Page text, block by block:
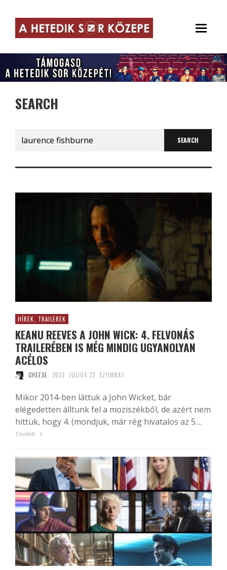
SEARCH
Search
for:
HÍREK, TRAILEREK
KEANU REEVES A JOHN WICK: 4. FELVONÁS
TRAILERÉBEN IS MÉG MINDIG UGYANOLYAN
ACÉLOS
CHEESE 2022. JÚLIUS 23. SZOMBAT
Mikor 2014-ben láttuk a John Wicket, bár
elégedetten álltunk fel a moziszékből, de azért nem
hittük, hogy 4. (mondjuk, már rég hivatalos az 5....
Tovább